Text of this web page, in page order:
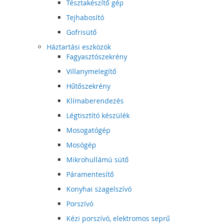
Tésztakészítő gép
Tejhabosító
Gofrisütő
Háztartási eszközök
Fagyasztószekrény
Villanymelegítő
Hűtőszekrény
Klímaberendezés
Légtisztító készülék
Mosogatógép
Mosógép
Mikrohullámú sütő
Páramentesítő
Konyhai szagelszívó
Porszívó
Kézi porszívó, elektromos seprű